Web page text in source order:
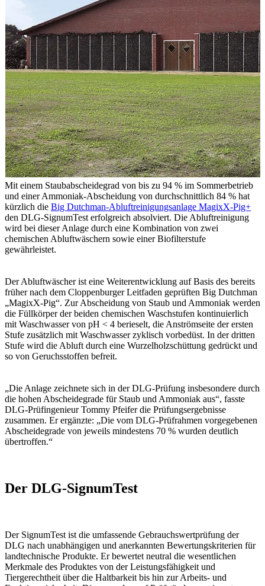
Mit einem Staubabscheidegrad von bis zu 94 % im Sommerbetrieb
und einer Ammoniak-Abscheidung von durchschnittlich 84 % hat
kürzlich die Big Dutchman-Abluftreinigungsanlage MagixX-Pig+
den DLG-SignumTest erfolgreich absolviert. Die Abluftreinigung
wird bei dieser Anlage durch eine Kombination von zwei
chemischen Abluftwäschern sowie einer Biofilterstufe
gewährleistet.
Der Abluftwäscher ist eine Weiterentwicklung auf Basis des bereits
früher nach dem Cloppenburger Leitfaden geprüften Big Dutchman
„MagixX-Pig“. Zur Abscheidung von Staub und Ammoniak werden
die Füllkörper der beiden chemischen Waschstufen kontinuierlich
mit Waschwasser von pH < 4 berieselt, die Anströmseite der ersten
Stufe zusätzlich mit Waschwasser zyklisch vorbedüst. In der dritten
Stufe wird die Abluft durch eine Wurzelholzschüttung gedrückt und
so von Geruchsstoffen befreit.
„Die Anlage zeichnete sich in der DLG-Prüfung insbesondere durch
die hohen Abscheidegrade für Staub und Ammoniak aus“, fasste
DLG-Prüfingenieur Tommy Pfeifer die Prüfungsergebnisse
zusammen. Er ergänzte: „Die vom DLG-Prüfrahmen vorgegebenen
Abscheidegrade von jeweils mindestens 70 % wurden deutlich
übertroffen.“
Der DLG-SignumTest
Der SignumTest ist die umfassende Gebrauchswertprüfung der
DLG nach unabhängigen und anerkannten Bewertungskriterien für
landtechnische Produkte. Er bewertet neutral die wesentlichen
Merkmale des Produktes von der Leistungsfähigkeit und
Tiergerechtheit über die Haltbarkeit bis hin zur Arbeits- und